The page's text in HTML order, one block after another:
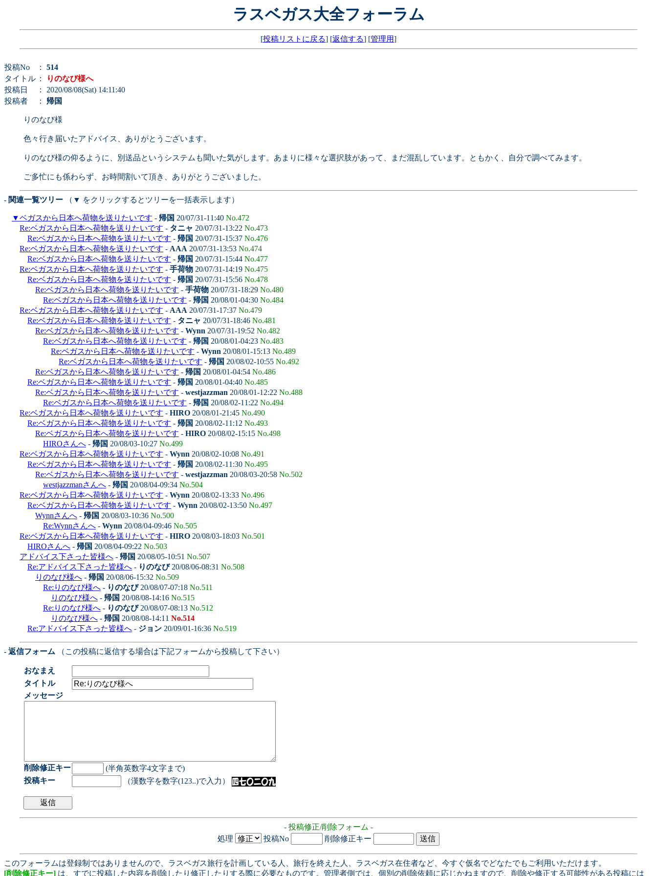
ラスベガス大全フォーラム
[投稿リストに戻る] [返信する] [管理用]
投稿No ： 514
タイトル ：
りのなび様へ
投稿日
： 2020/08/08(Sat) 14:11:40
投稿者
： 帰国
りのなび様
色々行き届いたアドバイス、ありがとうございます。
りのなび様の仰るように、別送品というシステムも聞いた気がします。あまりに様々な選択肢があって、まだ混乱しています。ともかく、自分で調べてみます。
ご多忙にも係わらず、お時間割いて頂き、ありがとうございました。
- 関連一覧ツリー （▼ をクリックするとツリーを一括表示します）
▼ベガスから日本へ荷物を送りたいです - 帰国 20/07/31-11:40 No.472
Re:ベガスから日本へ荷物を送りたいです - タニャ 20/07/31-13:22 No.473
Re:ベガスから日本へ荷物を送りたいです - 帰国 20/07/31-15:37 No.476
Re:ベガスから日本へ荷物を送りたいです - AAA 20/07/31-13:53 No.474
Re:ベガスから日本へ荷物を送りたいです - 帰国 20/07/31-15:44 No.477
Re:ベガスから日本へ荷物を送りたいです - 手荷物 20/07/31-14:19 No.475
Re:ベガスから日本へ荷物を送りたいです - 帰国 20/07/31-15:56 No.478
Re:ベガスから日本へ荷物を送りたいです - 手荷物 20/07/31-18:29 No.480
Re:ベガスから日本へ荷物を送りたいです - 帰国 20/08/01-04:30 No.484
Re:ベガスから日本へ荷物を送りたいです - AAA 20/07/31-17:37 No.479
Re:ベガスから日本へ荷物を送りたいです - タニャ 20/07/31-18:46 No.481
Re:ベガスから日本へ荷物を送りたいです - Wynn 20/07/31-19:52 No.482
Re:ベガスから日本へ荷物を送りたいです - 帰国 20/08/01-04:23 No.483
Re:ベガスから日本へ荷物を送りたいです - Wynn 20/08/01-15:13 No.489
Re:ベガスから日本へ荷物を送りたいです - 帰国 20/08/02-10:55 No.492
Re:ベガスから日本へ荷物を送りたいです - 帰国 20/08/01-04:54 No.486
Re:ベガスから日本へ荷物を送りたいです - 帰国 20/08/01-04:40 No.485
Re:ベガスから日本へ荷物を送りたいです - westjazzman 20/08/01-12:22 No.488
Re:ベガスから日本へ荷物を送りたいです - 帰国 20/08/02-11:22 No.494
Re:ベガスから日本へ荷物を送りたいです - HIRO 20/08/01-21:45 No.490
Re:ベガスから日本へ荷物を送りたいです - 帰国 20/08/02-11:12 No.493
Re:ベガスから日本へ荷物を送りたいです - HIRO 20/08/02-15:15 No.498
HIROさんへ - 帰国 20/08/03-10:27 No.499
Re:ベガスから日本へ荷物を送りたいです - Wynn 20/08/02-10:08 No.491
Re:ベガスから日本へ荷物を送りたいです - 帰国 20/08/02-11:30 No.495
Re:ベガスから日本へ荷物を送りたいです - westjazzman 20/08/03-20:58 No.502
westjazzmanさんへ - 帰国 20/08/04-09:34 No.504
Re:ベガスから日本へ荷物を送りたいです - Wynn 20/08/02-13:33 No.496
Re:ベガスから日本へ荷物を送りたいです - Wynn 20/08/02-13:50 No.497
Wynnさんへ - 帰国 20/08/03-10:36 No.500
Re:Wynnさんへ - Wynn 20/08/04-09:46 No.505
Re:ベガスから日本へ荷物を送りたいです - HIRO 20/08/03-18:03 No.501
HIROさんへ - 帰国 20/08/04-09:22 No.503
アドバイス下さった皆様へ - 帰国 20/08/05-10:51 No.507
Re:アドバイス下さった皆様へ - りのなび20/08/06-08:31 No.508
りのなび様へ - 帰国 20/08/06-15:32 No.509
Re:りのなび様へ - りのなび20/08/07-07:18 No.511
りのなび様へ - 帰国 20/08/08-14:16 No.515
Re:りのなび様へ - りのなび20/08/07-08:13 No.512
りのなび様へ - 帰国 20/08/08-14:11 No.514
Re:アドバイス下さった皆様へ - ジョン 20/09/01-16:36 No.519
- 返信フォーム （この投稿に返信する場合は下記フォームから投稿して下さい）
おなまえ
タイトル
メッセージ
削除修正キー
(半角英数字4文字まで)
投稿キー
（漢数字を数字(123..)で入力）
- 投稿修正/削除フォーム -
処理
投稿No 削除修正キー
このフォーラムは登録制ではありませんので、ラスベガス旅行を計画している人、旅行を終えた人、ラスベガス在住者など、今すぐ仮名でどなたでもご利用いただけます。
[削除修正キー] は、すでに投稿した内容を削除したり修正したりする際に必要なものです。管理者側では、個別の削除依頼に応じかねますので、削除や修正する可能性がある投稿には